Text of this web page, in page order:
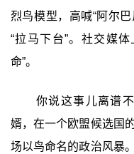
烈鸟模型，高喊“阿尔
“拉马下台”。社交媒
命”。
你说这事儿离谱
婿，在一个欧盟候选国
场以鸟命名的政治风暴